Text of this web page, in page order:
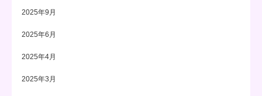
2025年9月
2025年6月
2025年4月
2025年3月